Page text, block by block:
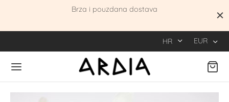
Brza i pouzdana dostava
HR EUR